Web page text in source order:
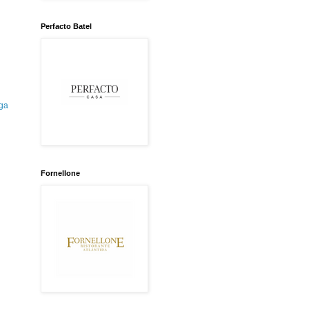
Perfacto Batel
Fornellone